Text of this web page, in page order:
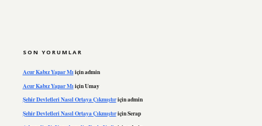
SON YORUMLAR
Acur Kabız Yapar Mıiçinadmin
Acur Kabız Yapar Mı içinUmay
Şehir Devletleri Nasıl Ortaya Çıkmıştıriçinadmin
Şehir Devletleri Nasıl Ortaya ÇıkmıştıriçinSerap